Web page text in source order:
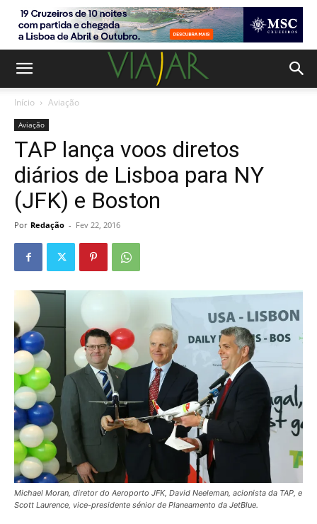
Início Aviação
Aviação
TAP lança voos diretos
diários de Lisboa para NY
(JFK) e Boston
Por Redação - Fev 22, 2016
Michael Moran, diretor do Aeroporto JFK, David Neeleman, acionista da TAP, e
Scott Laurence, vice-presidente sénior de Planeamento da JetBlue.